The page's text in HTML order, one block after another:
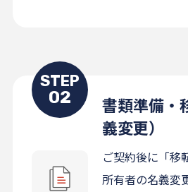
STEP
02
書類準備・
義変更）
ご契約後に「移
所有者の名義変